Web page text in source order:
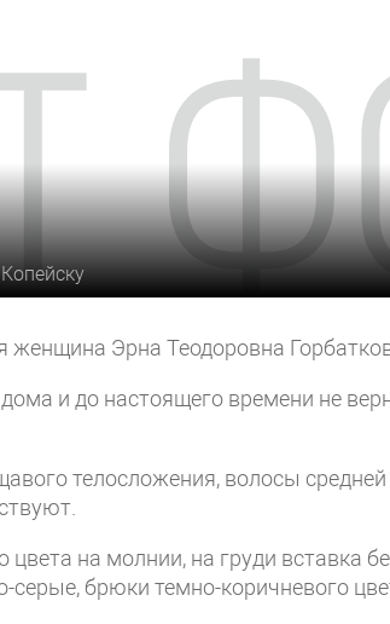
женщина Эрна Теодоровна
и до настоящего времени не
телосложения, волосы
цвета на молнии, на груди вставка
серые, брюки темно-коричневого